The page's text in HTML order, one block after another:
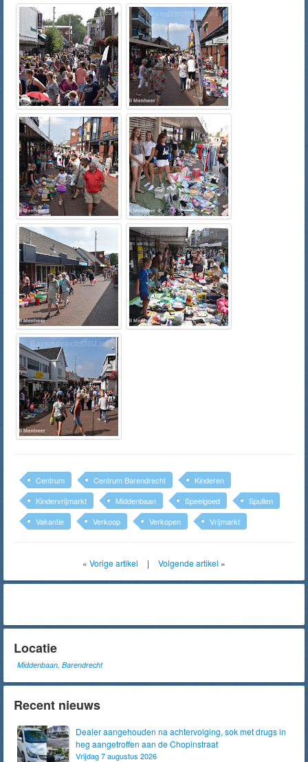
Centrum Centrum Barendrecht
Kinderen
Kindervrijmarkt
Middenbaan Speelgoed
Spullen
Vakantie
Verkoop Verkopen Vrijmarkt
« Vorige artikel | Volgende artikel »
Locatie
Middenbaan, Barendrecht
Recent nieuws
Dealer aangehouden na achtervolging, sok met drugs in
heg aangetroffen aan de Chopinstraat
Vrijdag 7 augustus 2026